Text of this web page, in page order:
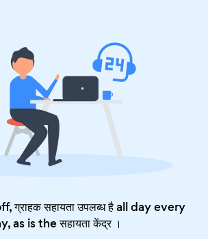
ग्राहक सहायता उपलब्ध है all day every
as is theसहायता केंद्र।